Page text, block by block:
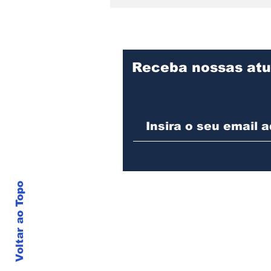
FRANCISCA SEGUE
COM RESTRIÇÃO DE
ARTICULADOS
Voltar ao Topo
Receba nossas